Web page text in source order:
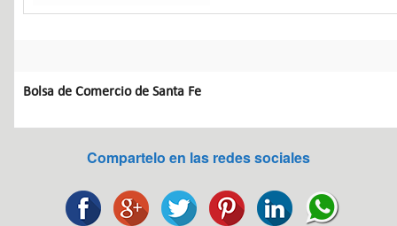
Bolsa de Comercio de Santa Fe
Compartelo en las redes sociales